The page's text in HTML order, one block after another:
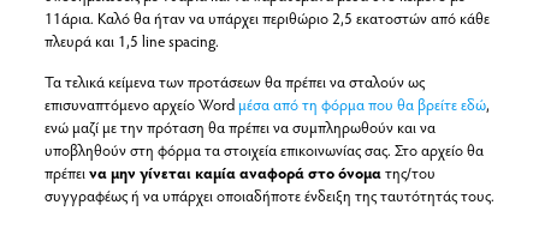
11άρια. Καλό θα ήταν να υπάρχει περιθώριο 2,5 εκατοστών από κάθε
πλευρά και 1,5 line spacing.
Τα τελικά κείμενα των προτάσεων θα πρέπει να σταλούν ως
επισυναπτόμενο αρχείο Wordμέσα από τη φόρμα που θα βρείτε εδώ,
ενώ μαζί με την πρόταση θα πρέπει να συμπληρωθούν και να
υποβληθούν στη φόρμα τα στοιχεία επικοινωνίας σας. Στο αρχείο θα
πρέπεινα μην γίνεται καμία αναφορά στο όνοματης/του
συγγραφέως ή να υπάρχει οποιαδήποτε ένδειξη της ταυτότητάς τους.